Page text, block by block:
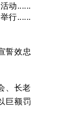
动......
行......
誓效忠
、长老
巨额罚